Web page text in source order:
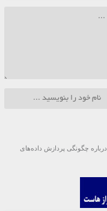
درباره چگونگی پردازش داده‌های